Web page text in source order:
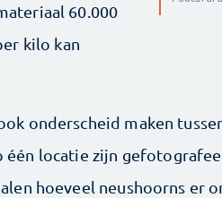
60.000
kilo kan
onderscheid maken
één locatie zijn
hoeveel neushoorns er